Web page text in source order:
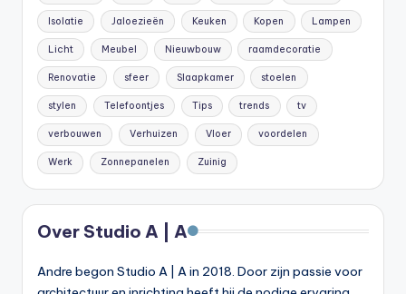
Isolatie Jaloezieën Keuken Kopen Lampen
Licht Meubel Nieuwbouw raamdecoratie
Renovatie sfeer Slaapkamer stoelen
stylen Telefoontjes Tips trends tv
verbouwen Verhuizen Vloer voordelen
Werk Zonnepanelen Zuinig
Over Studio A | A
Andre begon Studio A | A in 2018. Door zijn passie voor